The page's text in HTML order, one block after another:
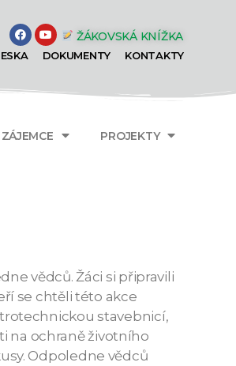
ŽÁKOVSKÁ KNÍŽKA
DOKUMENTY KONTAKTY
PROJEKTY
vědců. Žáci si připravili
se chtěli této akce
stavebnicí,
na ochraně životního
Odpoledne vědců